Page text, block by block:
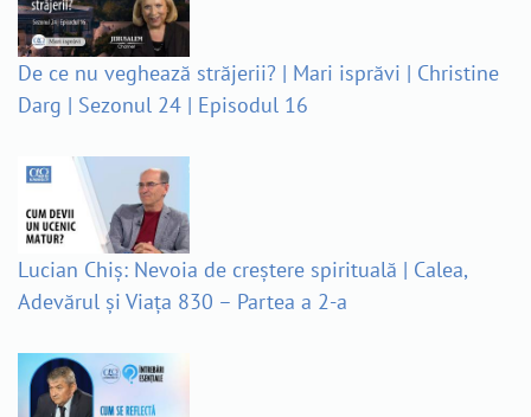
De ce nu veghează străjerii? | Mari isprăvi | Christine
Darg | Sezonul 24 | Episodul 16
Lucian Chiș: Nevoia de creștere spirituală | Calea,
Adevărul și Viața 830 – Partea a 2-a